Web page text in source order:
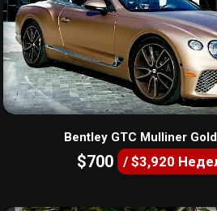
Bentley GTC Mulliner
$700 / $3,920